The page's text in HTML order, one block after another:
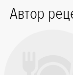
Автор